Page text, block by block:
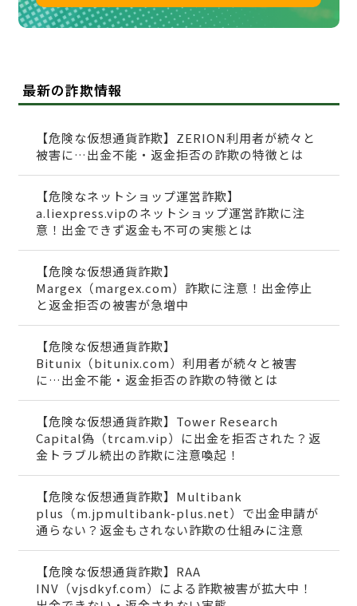
最新の詐欺情報
【危険な仮想通貨詐欺】ZERION利用者が続々と
被害に…出金不能・返金拒否の詐欺の特徴とは
【危険なネットショップ運営詐欺】
a.liexpress.vipのネットショップ運営詐欺に注
意！出金できず返金も不可の実態とは
【危険な仮想通貨詐欺】
Margex（margex.com）詐欺に注意！出金停止
と返金拒否の被害が急増中
【危険な仮想通貨詐欺】
Bitunix（bitunix.com）利用者が続々と被害
に…出金不能・返金拒否の詐欺の特徴とは
【危険な仮想通貨詐欺】Tower Research
Capital偽（trcam.vip）に出金を拒否された？返
金トラブル続出の詐欺に注意喚起！
【危険な仮想通貨詐欺】Multibank
plus（m.jpmultibank-plus.net）で出金申請が
通らない？返金もされない詐欺の仕組みに注意
【危険な仮想通貨詐欺】RAA
INV（vjsdkyf.com）による詐欺被害が拡大中！